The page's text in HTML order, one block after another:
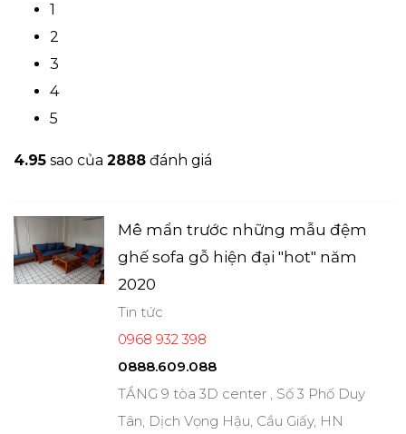
1
2
3
4
5
4.95 sao của 2888 đánh giá
Mê mẩn trước những mẫu đệm
ghế sofa gỗ hiện đại "hot" năm
2020
Tin tức
0968 932 398
0888.609.088
TẦNG 9 tòa 3D center , Số 3 Phố Duy
Tân, Dịch Vọng Hậu, Cầu Giấy, HN